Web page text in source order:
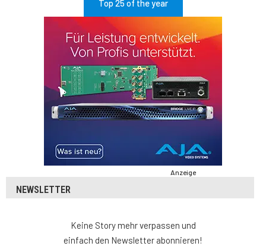
Top 25 of the year
Anzeige
NEWSLETTER
Keine Story mehr verpassen und
einfach den Newsletter abonnieren!